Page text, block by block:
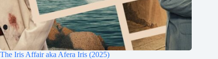
The Iris Affair aka Afera Iris (2025)